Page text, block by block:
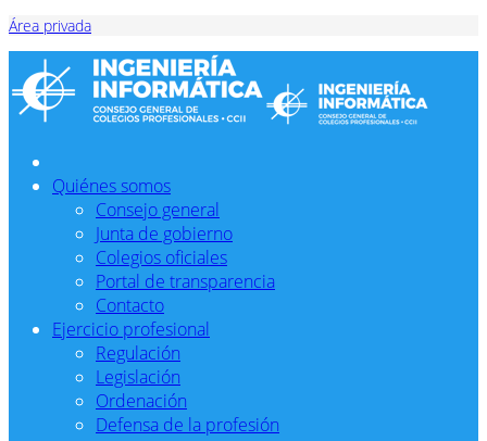
Área privada
Quiénes somos
Consejo general
Junta de gobierno
Colegios oficiales
Portal de transparencia
Contacto
Ejercicio profesional
Regulación
Legislación
Ordenación
Defensa de la profesión